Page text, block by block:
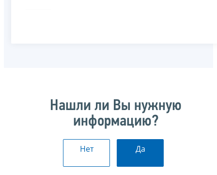
Нашли ли Вы нужную
информацию?
Нет Да